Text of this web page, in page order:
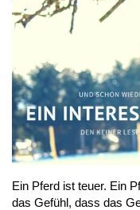
Ein Pferd ist teuer. Ein
das Gefühl, dass das